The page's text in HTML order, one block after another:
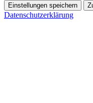
Einstellungen speichern
Datenschutzerklärung